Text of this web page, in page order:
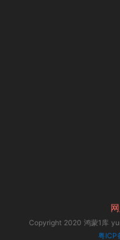
Copyright 2020 鸿蒙1库
粤ICP